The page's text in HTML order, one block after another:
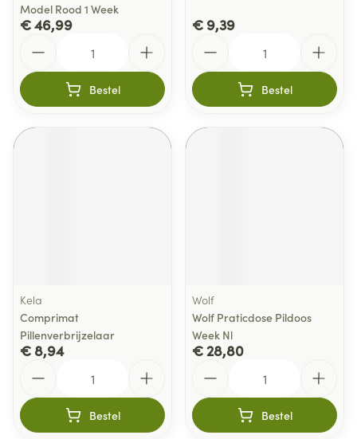
Model Rood 1 Week
€ 46,99
Bestel
€ 9,39
Bestel
Kela
Comprimat
Pillenverbrijzelaar
€ 8,94
Bestel
Wolf
Wolf Praticdose Pildoos
Week Nl
€ 28,80
Bestel